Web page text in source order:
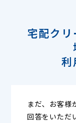
宅配ク
利
まだ、お客様
回答をいただ